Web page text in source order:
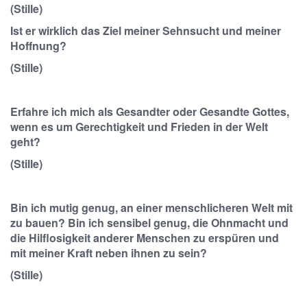
(Stille)
Ist er wirklich das Ziel meiner Sehnsucht und meiner
Hoffnung?
(Stille)
Erfahre ich mich als Gesandter oder Gesandte Gottes,
wenn es um Gerechtigkeit und Frieden in der Welt
geht?
(Stille)
Bin ich mutig genug, an einer menschlicheren Welt mit
zu bauen? Bin ich sensibel genug, die Ohnmacht und
die Hilflosigkeit anderer Menschen zu erspüren und
mit meiner Kraft neben ihnen zu sein?
(Stille)